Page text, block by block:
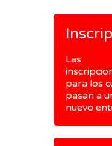
Las
para los
pasan a
nuevo